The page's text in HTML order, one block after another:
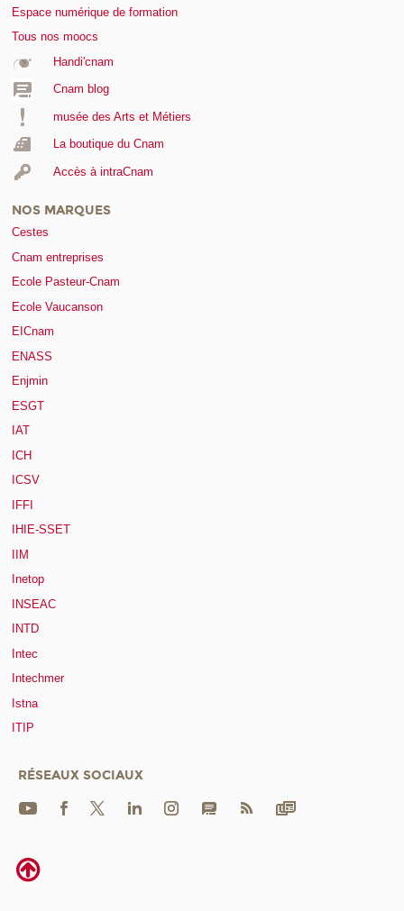
Espace numérique de formation
Tous nos moocs
Handi'cnam
Cnam blog
musée des Arts et Métiers
La boutique du Cnam
Accès à intraCnam
NOS MARQUES
Cestes
Cnam entreprises
Ecole Pasteur-Cnam
Ecole Vaucanson
EICnam
ENASS
Enjmin
ESGT
IAT
ICH
ICSV
IFFI
IHIE-SSET
IIM
Inetop
INSEAC
INTD
Intec
Intechmer
Istna
ITIP
RÉSEAUX SOCIAUX